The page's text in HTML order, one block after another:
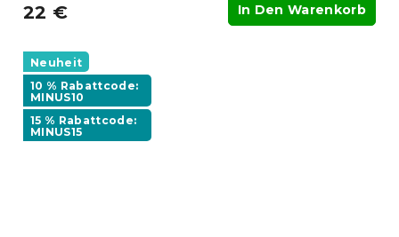
22 € In Den Warenkorb
Neuheit
10 % Rabattcode:
MINUS10
15 % Rabattcode:
MINUS15